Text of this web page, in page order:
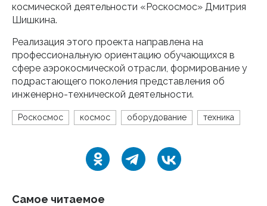
космической деятельности «Роскосмос» Дмитрия
Шишкина.
Реализация этого проекта направлена на
профессиональную ориентацию обучающихся в
сфере аэрокосмической отрасли, формирование у
подрастающего поколения представления об
инженерно-технической деятельности.
Роскосмос космос оборудование техника
Самое читаемое